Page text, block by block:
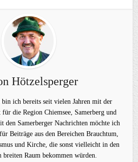
Hötzelsperger
ich bereits seit vielen Jahren mit der
für die Region Chiemsee, Samerberg und
den Samerberger Nachrichten möchte ich
Beiträge aus den Bereichen Brauchtum,
und Kirche, die sonst vielleicht in den
breiten Raum bekommen würden.